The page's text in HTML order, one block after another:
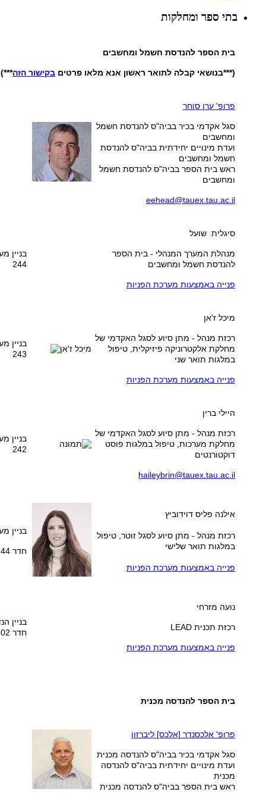
בתי ספר ומחלקות
בית הספר להנדסת חשמל ומחשבים
(***בנושאי קבלה לתואר ראשון אנא מלאו פרטים בקישור הזה***)
פרופ' ערן סוחר
סגל אקדמי בכיר בביה"ס להנדסת חשמל
ומחשבים
ועדת מינויים יחידתית בביה"ס להנדסת
חשמל ומחשבים
ראש בית הספר בביה"ס להנדסת חשמל
ומחשבים
eehead@tauex.tau.ac.il
סיגלית שועל
מנהלת המערך המנהלי - בית הספר
להנדסת חשמל ומחשבים
פנייה באמצעות מערכת הפניות
בניין
244
מיכל ז'אן
רכזת מנהל - מתן סיוע לסגל האקדמי של
מחלקת אלקטרוניקה פיזיקלית, טיפול
במלגות תואר שני
פנייה באמצעות מערכת הפניות
בניין
243
היילי ברין
רכזת מנהל - מתן סיוע לסגל האקדמי של
מחלקת מערכות, טיפול במלגות פוסט
דוקטורנטים
haileybrin@tauex.tau.ac.il
בניין
242
אילנה פליס דוידוביץ
רכזת מנהל - מתן סיוע לסגל זוטר, טיפול
במלגות תואר שלישי
פנייה באמצעות מערכת הפניות
בניין
חדר 244
נועה מזרחי
רכזת תכנית LEAD
פנייה באמצעות מערכת הפניות
בניין
חדר 502
בית הספר להנדסה מכנית
פרופ' אלכסנדר [אלכס] ליברזון
סגל אקדמי בכיר בביה"ס להנדסה מכנית
ועדת מינויים יחידתית בביה"ס להנדסה
מכנית
ראש בית הספר בביה"ס להנדסה מכנית